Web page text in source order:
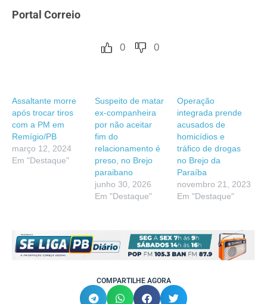
Portal Correio
0 0
Assaltante morre
após trocar tiros
com a PM em
Remígio/PB
março 12, 2024
Em "Destaque"
Suspeito de matar
ex-companheira
por não aceitar
fim do
relacionamento é
preso, no Brejo
paraibano
junho 30, 2026
Em "Destaque"
Operação
integrada prende
acusados de
homicídios e
tráfico de drogas
no Brejo da
Paraíba
novembro 21, 2023
Em "Destaque"
COMPARTILHE AGORA